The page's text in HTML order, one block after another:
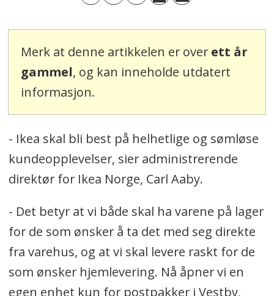
Merk at denne artikkelen er over ett år
gammel, og kan inneholde utdatert
informasjon.
- Ikea skal bli best på helhetlige og sømløse
kundeopplevelser, sier administrerende
direktør for Ikea Norge, Carl Aaby.
- Det betyr at vi både skal ha varene på lager
for de som ønsker å ta det med seg direkte
fra varehus, og at vi skal levere raskt for de
som ønsker hjemlevering. Nå åpner vi en
egen enhet kun for postpakker i Vestby,